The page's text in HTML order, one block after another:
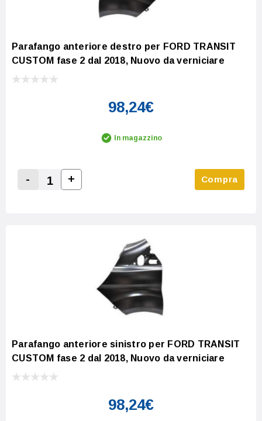
Parafango anteriore destro per FORD TRANSIT
CUSTOM fase 2 dal 2018, Nuovo da verniciare
98,24€
In magazzino
Decrease Quantity:
-
Increase Quantity:
+ Compra
Parafango anteriore sinistro per FORD TRANSIT
CUSTOM fase 2 dal 2018, Nuovo da verniciare
98,24€